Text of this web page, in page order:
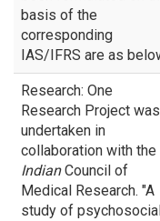
basis of the
corresponding
IAS/IFRS are as
Research: One
Research Project was
undertaken in
collaboration with the
IndianCouncil of
Medical Research. "A
study of